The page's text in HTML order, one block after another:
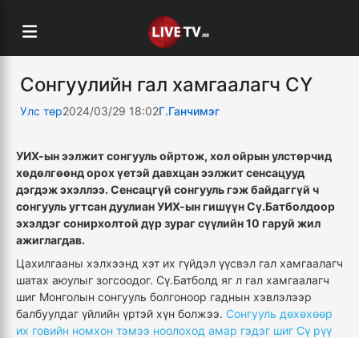
Сонгуулийн гал хамгаалагч СҮ
Улс төр2024/03/29 18:02Г.Ганчимэг
УИХ-ын ээлжит сонгууль ойртож, хол ойрын улстөрчид
хөдөлгөөнд орох үетэй давхцан ээлжит сенсацууд
дэгдэж эхэллээ. Сенсацгүй сонгууль гэж байдаггүй ч
сонгууль угтсан дуулиан УИХ-ын гишүүн Сү.Батболдоор
эхэлдэг сонирхолтой дүр зураг сүүлийн 10 гаруй жил
ажиглагдав.
Цахилгааны хэлхээнд хэт их гүйдэл үүсвэл гал хамгаалагч
шатах аюулыг зогсоодог. Сү.Батболд яг л гал хамгаалагч
шиг Монголын сонгууль болгоноор гаднын хэвлэлээр
балбуулдаг үйлийн үртэй хүн болжээ. Сонгууль дөхөхөөр
их говийн номхон тэмээ ноолоход амар гэдэг шиг Сү рүү